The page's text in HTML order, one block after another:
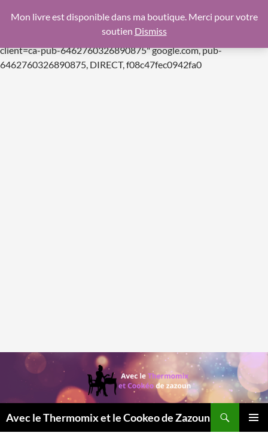
f08c47fec0942fa0
https://pagead2.googlesyndication.com/pagead/js/
client=ca-pub-6462760326890875"google.com, pub-
6462760326890875, DIRECT, f08c47fec0942fa0Aller
Avec le Thermomix et le Cookeo de Zazoun
Mon livre est disponible dans ma boutique. Merci pour votre
soutien Dismiss